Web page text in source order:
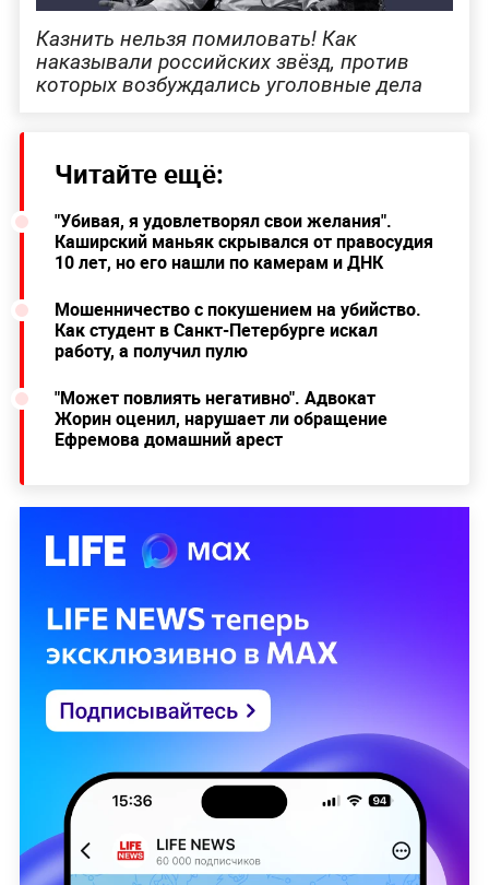
Казнить нельзя помиловать! Как
наказывали российских звёзд, против
которых возбуждались уголовные дела
Читайте ещё:
"Убивая, я удовлетворял свои желания".
Каширский маньяк скрывался от правосудия
10 лет, но его нашли по камерам и ДНК
Мошенничество с покушением на убийство.
Как студент в Санкт-Петербурге искал
работу, а получил пулю
"Может повлиять негативно". Адвокат
Жорин оценил, нарушает ли обращение
Ефремова домашний арест